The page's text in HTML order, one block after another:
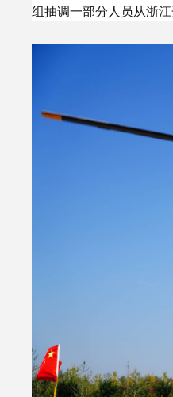
组抽调一部分人员从浙